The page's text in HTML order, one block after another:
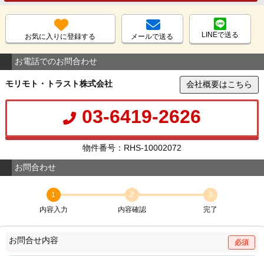
お気に入りに登録する メールで送る LINEで送る
お電話でのお問合わせ
モリモト・トラスト株式会社 会社概要はこちら
03-6419-2626
物件番号：RHS-10002072
お問合わせ
1
内容入力
2
内容確認
3
完了
お問合せ内容 必須